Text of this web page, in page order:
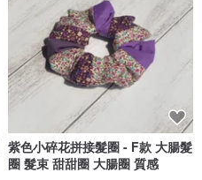
紫色小碎花拼接髮圈 - F款 大腸髮
圈 髮束 甜甜圈 大腸圈 質感